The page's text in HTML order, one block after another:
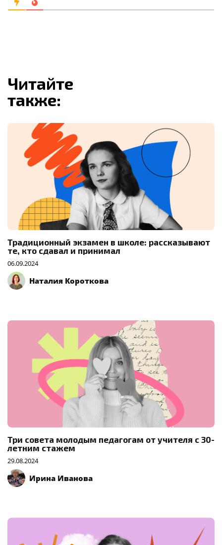
Читайте
также:
Традиционный экзамен в школе: рассказывают
те, кто сдавал и принимал
06.09.2024
Наталия Короткова
Три совета молодым педагогам от учителя с 30-
летним стажем
29.08.2024
Ирина Иванова